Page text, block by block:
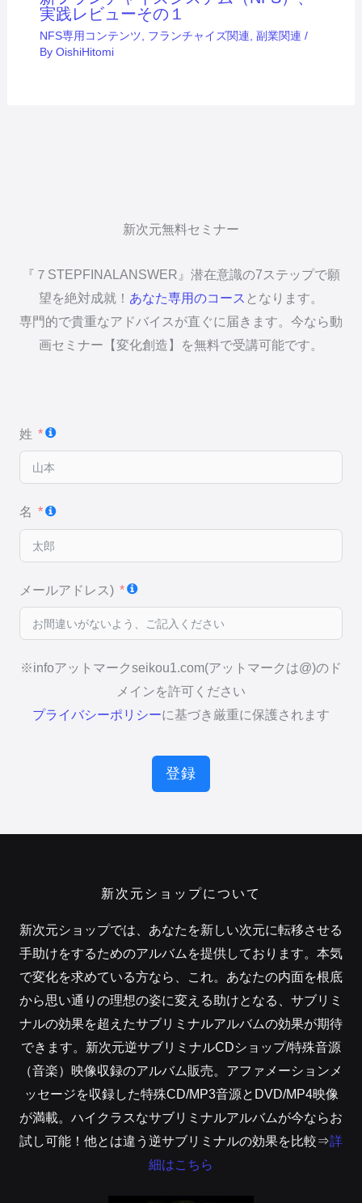
実践レビューその１
NFS専用コンテンツ フランチャイズ関連 副業関連 /
By OishiHitomi
新次元無料セミナー
『７STEPFINALANSWER』潜在意識の7ステップで願
望を絶対成就！ あなた専用のコース となります。
専門的で貴重なアドバイスが直ぐに届きます。今なら動
画セミナー【変化創造】を無料で受講可能です。
姓
名
メールアドレス)
※infoアットマークseikou1.com(アットマークは@)のド
メインを許可ください
プライバシーポリシーに基づき厳重に保護されます
登録
新次元ショップについて
新次元ショップでは、あなたを新しい次元に転移させる
手助けをするためのアルバムを提供しております。本気
で変化を求めている方なら、これ。あなたの内面を根底
から思い通りの理想の姿に変える助けとなる、サブリミ
ナルの効果を超えたサブリミナルアルバムの効果が期待
できます。新次元逆サブリミナルCDショップ/特殊音源
（音楽）映像収録のアルバム販売。アファメーションメ
ッセージを収録した特殊CD/MP3音源とDVD/MP4映像
が満載。ハイクラスなサブリミナルアルバムが今ならお
試し可能！他とは違う逆サブリミナルの効果を比較⇒詳
細はこちら